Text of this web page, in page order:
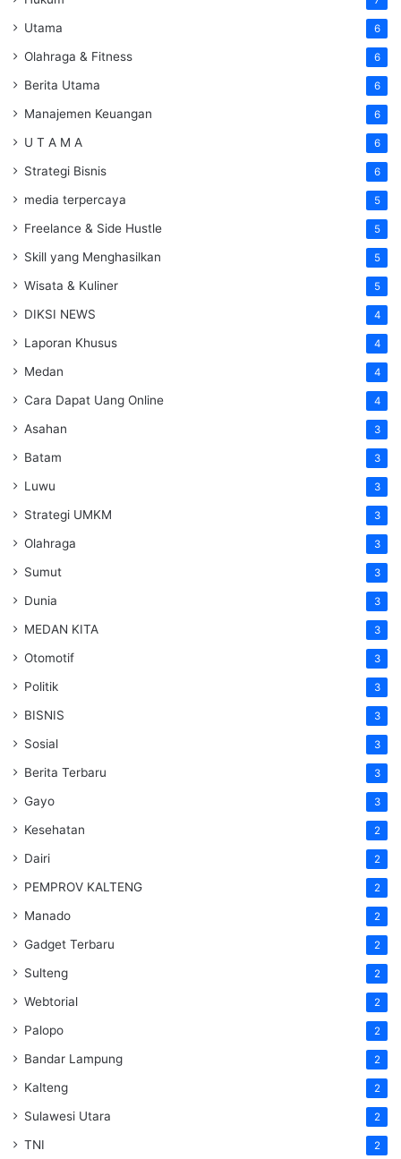
Utama 6
Olahraga & Fitness 6
Berita Utama 6
Manajemen Keuangan 6
U T A M A 6
Strategi Bisnis 6
media terpercaya 5
Freelance & Side Hustle 5
Skill yang Menghasilkan 5
Wisata & Kuliner 5
DIKSI NEWS 4
Laporan Khusus 4
Medan 4
Cara Dapat Uang Online 4
Asahan 3
Batam 3
Luwu 3
Strategi UMKM 3
Olahraga 3
Sumut 3
Dunia 3
MEDAN KITA 3
Otomotif 3
Politik 3
BISNIS 3
Sosial 3
Berita Terbaru 3
Gayo 3
Kesehatan 2
Dairi 2
PEMPROV KALTENG 2
Manado 2
Gadget Terbaru 2
Sulteng 2
Webtorial 2
Palopo 2
Bandar Lampung 2
Kalteng 2
Sulawesi Utara 2
TNI 2